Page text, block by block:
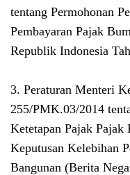
tentang Permohonan
Pembayaran Pajak
Republik Indonesia
3. Peraturan Menteri
255/PMK.03/2014
Ketetapan Pajak Pajak
Keputusan Kelebihan
Bangunan (Berita